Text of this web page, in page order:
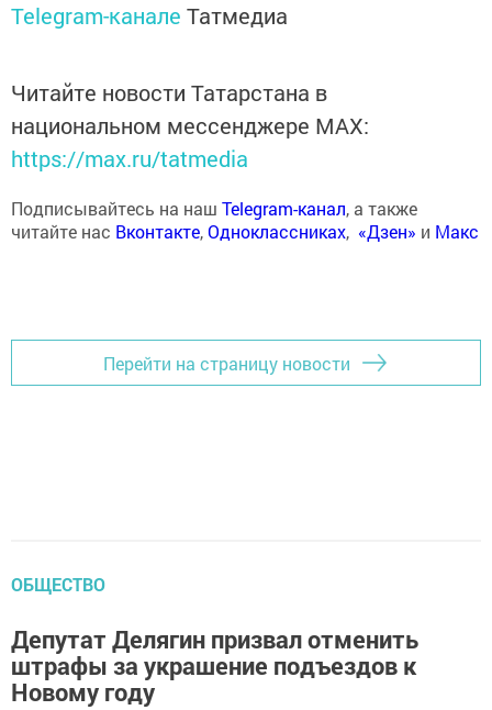
Telegram-канале Татмедиа
Читайте новости Татарстана в
национальном мессенджере MАХ:
https://max.ru/tatmedia
Подписывайтесь на наш Telegram-канал, а также
читайте нас Вконтакте,Одноклассниках, «Дзен» и Макс
Перейти на страницу новости
ОБЩЕСТВО
Депутат Делягин призвал отменить
штрафы за украшение подъездов к
Новому году